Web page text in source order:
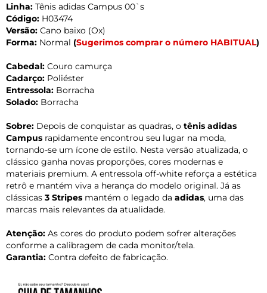
Linha: Tênis adidas Campus 00`s
Código: H03474
Versão: Cano baixo (Ox)
Forma: Normal (Sugerimos comprar o número HABITUAL)
Cabedal: Couro camurça
Cadarço: Poliéster
Entressola: Borracha
Solado: Borracha
Sobre: Depois de conquistar as quadras, o tênis adidas
Campus rapidamente encontrou seu lugar na moda,
tornando-se um ícone de estilo. Nesta versão atualizada, o
clássico ganha novas proporções, cores modernas e
materiais premium. A entressola off-white reforça a estética
retrô e mantém viva a herança do modelo original. Já as
clássicas 3 Stripes mantém o legado da adidas, uma das
marcas mais relevantes da atualidade.
Atenção: As cores do produto podem sofrer alterações
conforme a calibragem de cada monitor/tela.
Garantia: Contra defeito de fabricação.